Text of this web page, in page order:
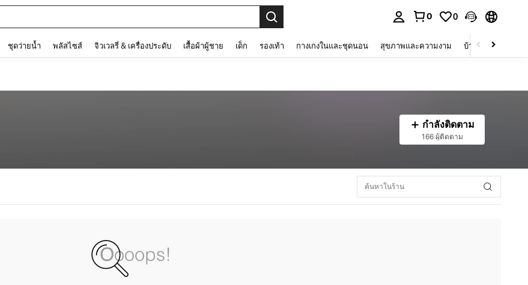
0 0
ชุดว่ายน้ำ พลัสไซส์ จิวเวลรี่ & เครื่องประดับ เสื้อผ้าผู้ชาย เด็ก รองเท้า กางเกงในและชุดนอน สุขภาพและความงาม บ้านและที่อยู่อาศัย
กำลังติดตาม
166 ผู้ติดตาม